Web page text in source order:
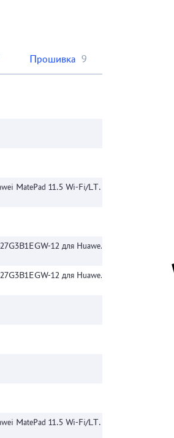
Прошивка 9
Дисплей для Huawei MatePad 11.5 Wi-Fi/LTE 11.5 с тачскрином (черный)
Аккумулятор HB27G3B1EGW-12 для Huawei MatePad 11.5
Аккумулятор HB27G3B1EGW-12 для Huawei MatePad 11.5
Дисплей для Huawei MatePad 11.5 Wi-Fi/LTE 11.5 с тачскрином (черный)